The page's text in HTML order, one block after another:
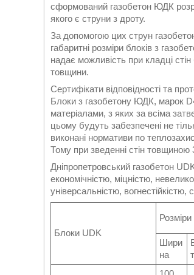
сформований газобетон ЮДК
якого є струни з дроту.
За допомогою цих струн
габаритні розміри блоків з
надає можливість при кладці
товщини.
Сертифікати відповідності та
Блоки з газобетону ЮДК, марок
матеріалами, з яких за всіма
цьому будуть забезпечені не
виконані нормативи по
Тому при зведенні стін
Дніпропетровський газобетон
економічністю, міцністю,
універсальністю, вогнестійкістю,
Блоки UDK
Шири
на